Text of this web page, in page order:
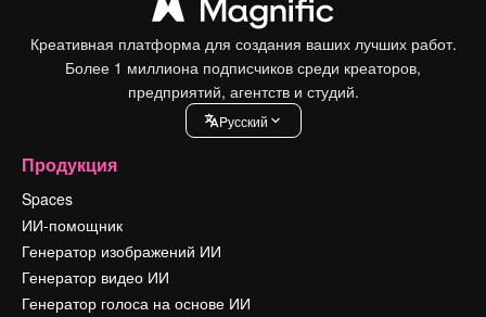
Креативная платформа для создания ваших лучших работ.
Более 1 миллиона подписчиков среди креаторов,
предприятий, агентств и студий.
Pусский
Продукция
Spaces
ИИ-помощник
Генератор изображений ИИ
Генератор видео ИИ
Генератор голоса на основе ИИ